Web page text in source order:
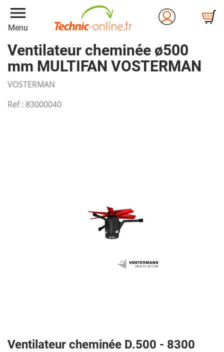
menu
Menu
Ventilateur cheminée ø500
mm MULTIFAN VOSTERMAN
VOSTERMAN
Ref : 83000040
Ventilateur cheminée D.500 - 8300